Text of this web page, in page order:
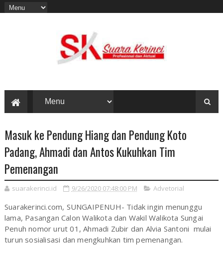
Masuk ke Pendung Hiang dan Pendung Koto
Padang, Ahmadi dan Antos Kukuhkan Tim
Pemenangan
suarakerinci.id 9/26/2020 07:48:00 PM Advetorial
Suarakerinci.com, SUNGAIPENUH- Tidak ingin menunggu
lama, Pasangan Calon Walikota dan Wakil Walikota Sungai
Penuh nomor urut 01, Ahmadi Zubir dan Alvia Santoni mulai
turun sosialisasi dan mengkuhkan tim pemenangan.